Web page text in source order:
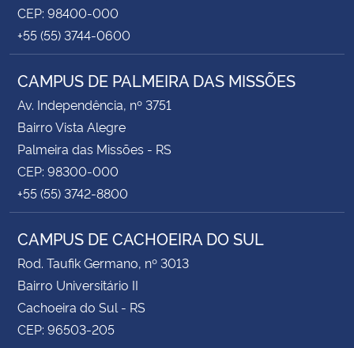
CEP: 98400-000
+55 (55) 3744-0600
CAMPUS DE PALMEIRA DAS MISSÕES
Av. Independência, nº 3751
Bairro Vista Alegre
Palmeira das Missões - RS
CEP: 98300-000
+55 (55) 3742-8800
CAMPUS DE CACHOEIRA DO SUL
Rod. Taufik Germano, nº 3013
Bairro Universitário II
Cachoeira do Sul - RS
CEP: 96503-205